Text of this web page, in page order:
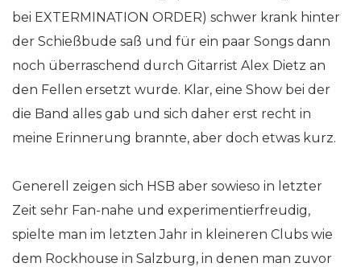
bei EXTERMINATION ORDER) schwer krank hinter
der Schießbude saß und für ein paar Songs dann
noch überraschend durch Gitarrist Alex Dietz an
den Fellen ersetzt wurde. Klar, eine Show bei der
die Band alles gab und sich daher erst recht in
meine Erinnerung brannte, aber doch etwas kurz.
Generell zeigen sich HSB aber sowieso in letzter
Zeit sehr Fan-nahe und experimentierfreudig,
spielte man im letzten Jahr in kleineren Clubs wie
dem Rockhouse in Salzburg, in denen man zuvor